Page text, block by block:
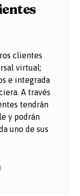
clientes
virtual;
e integrada
A través
tendrán
y podrán
uno de sus